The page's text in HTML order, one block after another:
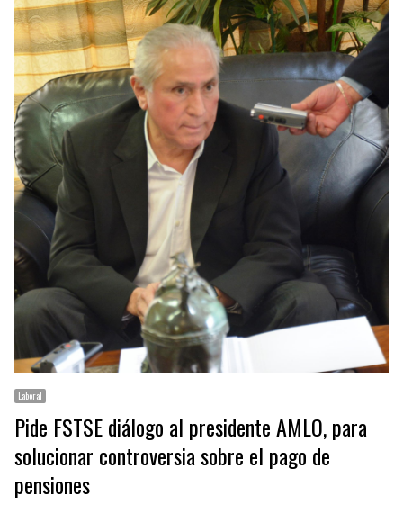
Laboral
Pide FSTSE diálogo al presidente AMLO, para
solucionar controversia sobre el pago de
pensiones